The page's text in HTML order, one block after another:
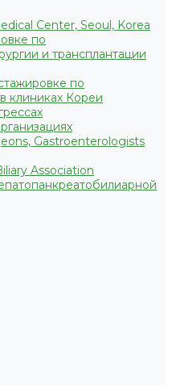
Center, Seoul, Korea
по
и трансплантации
по
клиниках Кореи
Gastroenterologists
Association